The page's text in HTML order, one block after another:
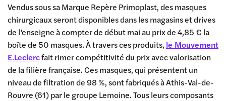
Vendus sous sa Marque Repère Primoplast, des masques
chirurgicaux seront disponibles dans les magasins et drives
de l’enseigne à compter de début mai au prix de 4,85 € la
boîte de 50 masques. À travers ces produits, le Mouvement
E.Leclercfait rimer compétitivité du prix avec valorisation
de la filière française. Ces masques, qui présentent un
niveau de filtration de 98 %, sont fabriqués à Athis-Val-de-
Rouvre (61) par le groupe Lemoine. Tous leurs composants